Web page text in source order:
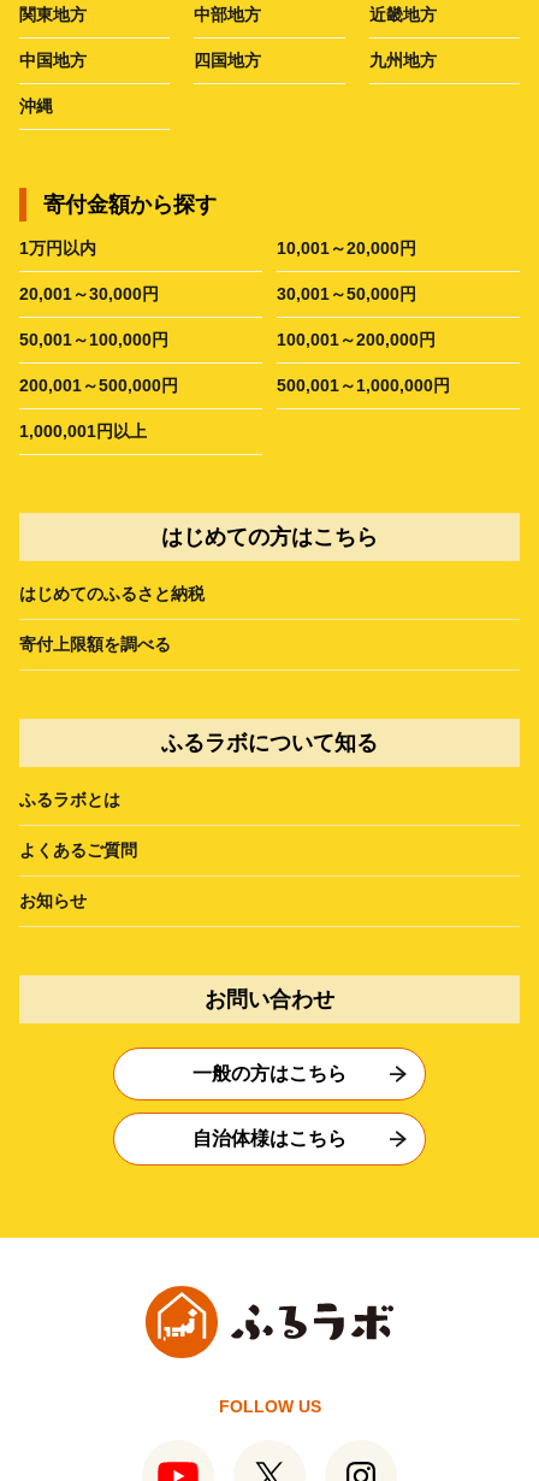
関東地方 中部地方 近畿地方
中国地方 四国地方 九州地方
沖縄
寄付金額から探す
1万円以内 10,001～20,000円
20,001～30,000円 30,001～50,000円
50,001～100,000円 100,001～200,000円
200,001～500,000円 500,001～1,000,000円
1,000,001円以上
はじめての方はこちら
はじめてのふるさと納税
寄付上限額を調べる
ふるラボについて知る
ふるラボとは
よくあるご質問
お知らせ
お問い合わせ
一般の方はこちら
自治体様はこちら
FOLLOW US